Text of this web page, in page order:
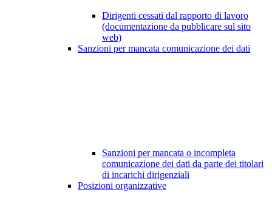
Dirigenti cessati dal rapporto di lavoro
(documentazione da pubblicare sul sito
web)
Sanzioni per mancata comunicazione dei dati
Sanzioni per mancata o incompleta
comunicazione dei dati da parte dei titolari
di incarichi dirigenziali
Posizioni organizzative